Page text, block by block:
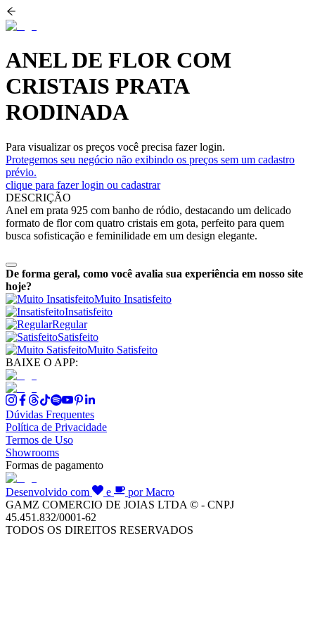
ANEL DE FLOR COM
CRISTAIS PRATA
RODINADA
Para visualizar os preços você precisa fazer login.
Protegemos seu negócio não exibindo os preços sem um cadastro
prévio.
clique para fazer login ou cadastrar
DESCRIÇÃO
Anel em prata 925 com banho de ródio, destacando um delicado
formato de flor com quatro cristais em gota, perfeito para quem
busca sofisticação e feminilidade em um design elegante.
De forma geral, como você avalia sua experiência em nosso site
hoje?
Muito Insatisfeito
Insatisfeito
Regular
Satisfeito
Muito Satisfeito
BAIXE O APP:
Dúvidas Frequentes
Política de Privacidade
Termos de Uso
Showrooms
Formas de pagamento
Desenvolvido com e
por Macro
GAMZ COMERCIO DE JOIAS LTDA © - CNPJ
45.451.832/0001-62
TODOS OS DIREITOS RESERVADOS